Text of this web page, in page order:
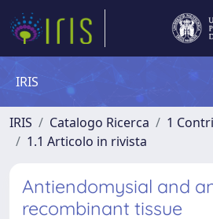
IRIS
IRIS Catalogo Ricerca
1
1.1 Articolo in rivista
Antiendomysial and
recombinant tissue